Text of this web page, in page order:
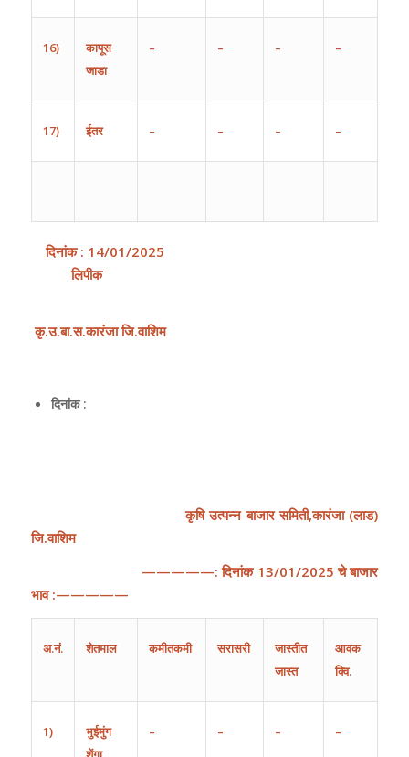
16)
कापूस
जाडा
– – – –
17) ईतर – – – –
दिनांक : 14/01/2025
लिपीक
कृ.उ.बा.स.कारंजा जि.वाशिम
दिनांक :
कृषि उत्पन्न बाजार समिती,कारंजा (लाड)
जि.वाशिम
—————:दिनांक 13/01/2025 चे बाजार
भाव:—————
अ.नं. शेतमाल कमीतकमी सरासरी
जास्तीत
जास्त
आवक
क्वि.
1)
भुईमुंग
– – – –